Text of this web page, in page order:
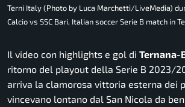
Terni Italy (Photo by Luca Marchetti/LiveMedia)
Calcio vs SSC Bari, Italian soccer Serie B match in
Il video con highlights e gol di Ternana-
ritorno del playout della Serie B 2023/
arriva la clamorosa vittoria esterna dei
vincevano lontano dal San Nicola da